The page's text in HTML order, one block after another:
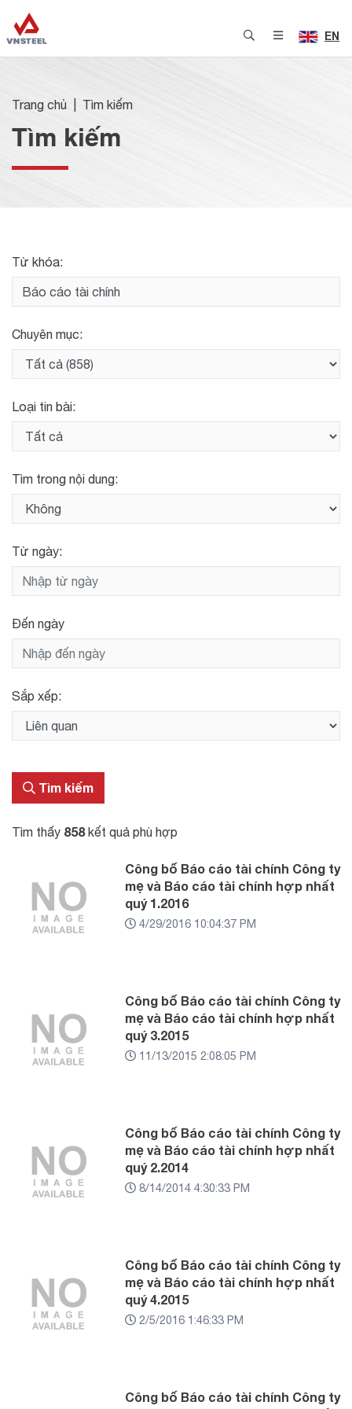
EN
Trang chủ Tìm kiếm
Tìm kiếm
Từ khóa:
Chuyên mục:
Loại tin bài:
Tìm trong nội dung:
Từ ngày:
Đến ngày
Sắp xếp:
Tìm kiếm
Tìm thấy 858kết quả phù hợp
Công bố Báo cáo tài chính Công ty
mẹ và Báo cáo tài chính hợp nhất
quý 1.2016
4/29/2016 10:04:37 PM
Công bố Báo cáo tài chính Công ty
mẹ và Báo cáo tài chính hợp nhất
quý 3.2015
11/13/2015 2:08:05 PM
Công bố Báo cáo tài chính Công ty
mẹ và Báo cáo tài chính hợp nhất
quý 2.2014
8/14/2014 4:30:33 PM
Công bố Báo cáo tài chính Công ty
mẹ và Báo cáo tài chính hợp nhất
quý 4.2015
2/5/2016 1:46:33 PM
Công bố Báo cáo tài chính Công ty